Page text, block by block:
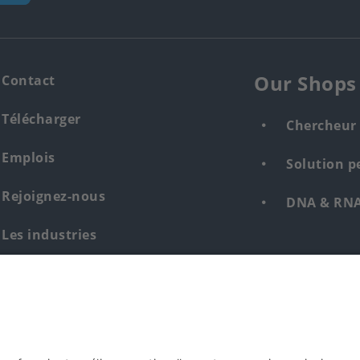
Contact
Télécharger
Emplois
Rejoignez-nous
Les industries
Our Shops
Solution
DNA &